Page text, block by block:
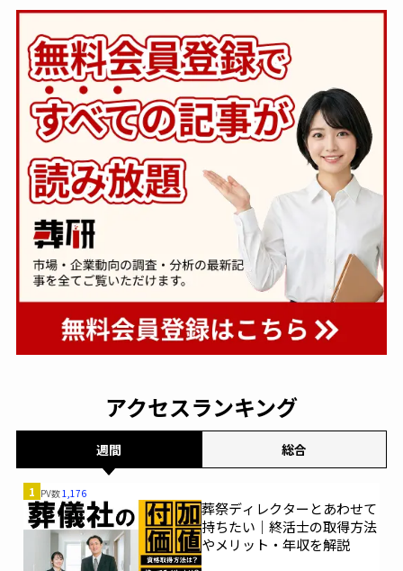
アクセスランキング
週間 総合
1 PV数1,176
葬祭ディレクターとあわせて
持ちたい｜終活士の取得方法
やメリット・年収を解説